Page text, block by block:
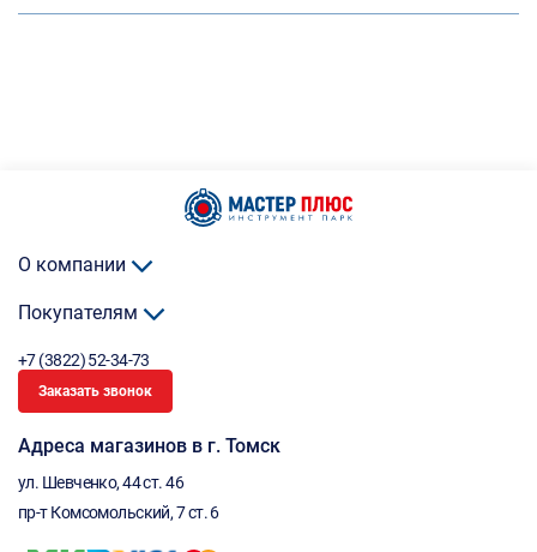
О компании
Покупателям
+7 (3822) 52-34-73
Заказать звонок
Адреса магазинов в г. Томск
ул. Шевченко, 44 ст. 46
пр-т Комсомольский, 7 ст. 6